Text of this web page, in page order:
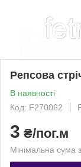
Репсова
В наявності
Код: F270062
3 ₴/пог.м
Мінімальна сума